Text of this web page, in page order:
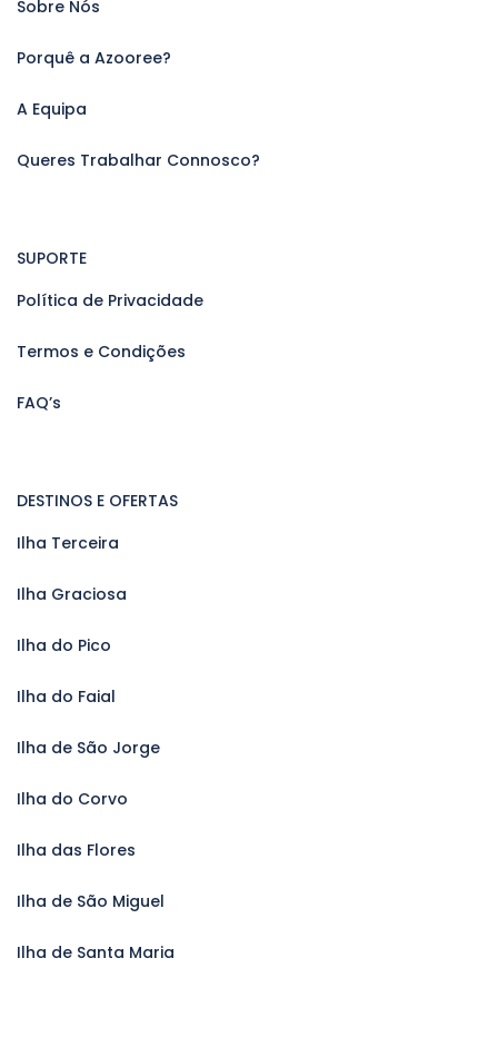
Sobre Nós
Porquê a Azooree?
A Equipa
Queres Trabalhar Connosco?
SUPORTE
Política de Privacidade
Termos e Condições
FAQ’s
DESTINOS E OFERTAS
Ilha Terceira
Ilha Graciosa
Ilha do Pico
Ilha do Faial
Ilha de São Jorge
Ilha do Corvo
Ilha das Flores
Ilha de São Miguel
Ilha de Santa Maria